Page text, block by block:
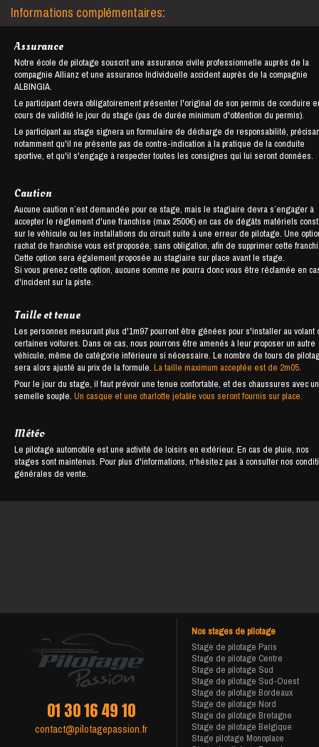
Informations complémentaires:
Assurance
Notre école de pilotage souscrit une assurance civile professionnelle auprès de la
compagnie Allianz et une assurance Individuelle accident auprès de la compagnie
ALBINGIA.
Le participant devra obligatoirement présenter l'original de son permis de conduire
cours de validité le jour du stage (pas de durée minimum d'obtention du permis).
Le participant au stage signera un formulaire de décharge de responsabilité,
notamment qu'il ne présente pas de contre-indication à la pratique de la conduite
sportive, et qu'il s'engage à respecter toutes les consignes qui lui seront données.
Caution
Aucune caution n’est demandée pour ce stage, mais le stagiaire devra s’engager à
accepter le règlement d'une franchise (max 2500€) en cas de dégâts matériels
sur le véhicule ou les installations du circuit suite à une erreur de pilotage. Une
rachat de franchise vous est proposée, sans obligation, afin de supprimer cette
Cette option sera également proposée au stagiaire sur place avant le stage.
Si vous prenez cette option, aucune somme ne pourra donc vous être réclamée en
d'incident sur la piste.
Taille et tenue
Les personnes mesurant plus d'1m97 pourront être gênées pour s'installer au volant
certaines voitures. Dans ce cas, nous pourrons être amenés à leur proposer un autre
véhicule, même de catégorie inférieure si nécessaire. Le nombre de tours de
sera alors ajusté au prix de la formule.La taille maximum acceptée est de 2m05.
Pour le jour du stage, il faut prévoir une tenue confortable, et des chaussures avec
semelle souple.Un casque et une charlotte jetable vous seront fournis sur place.
Météo
Le pilotage automobile est une activité de loisirs en extérieur. En cas de pluie, nos
stages sont maintenus. Pour plus d'informations, n'hésitez pas à consulter nos
générales de vente.
01 30 16 49 10
contact@pilotagepassion.fr
Nos stages de pilotage
Stage de pilotage Paris
Stage de pilotage Centre
Stage de pilotage Sud
Stage de pilotage Sud-Ouest
Stage de pilotage Bordeaux
Stage de pilotage Nord
Stage de pilotage Bretagne
Stage de pilotage Belgique
Stage pilotage Monoplace